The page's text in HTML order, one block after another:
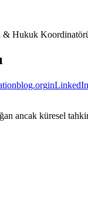
& Hukuk
inLinkedIn
ancak küresel